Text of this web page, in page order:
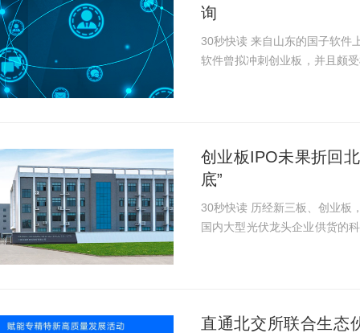
询
30秒快读 来自山东的国子软件上周北交所IPO成功过会。 在冲刺北交所前夕，国子
软件曾拟冲刺创业板，并且颇
创业板IPO未果折回
底”
30秒快读 历经新三板、创业板，如今再次返回新三板，冲击北交所，为隆基绿能等
国内大型光伏龙头企业供货的
直通北交所联合生态